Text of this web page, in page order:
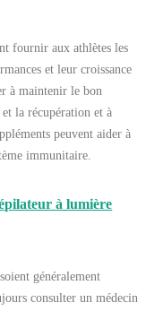
fournir aux athlètes les
et leur croissance
à maintenir le bon
la récupération et à
peuvent aider à
immunitaire.
à lumière
généralement
consulter un médecin